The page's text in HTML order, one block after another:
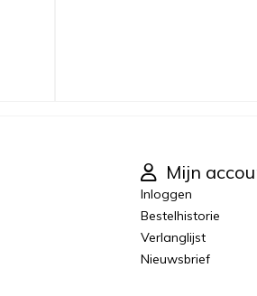
Mijn
Inloggen
Bestelhistorie
Verlanglijst
Nieuwsbrief